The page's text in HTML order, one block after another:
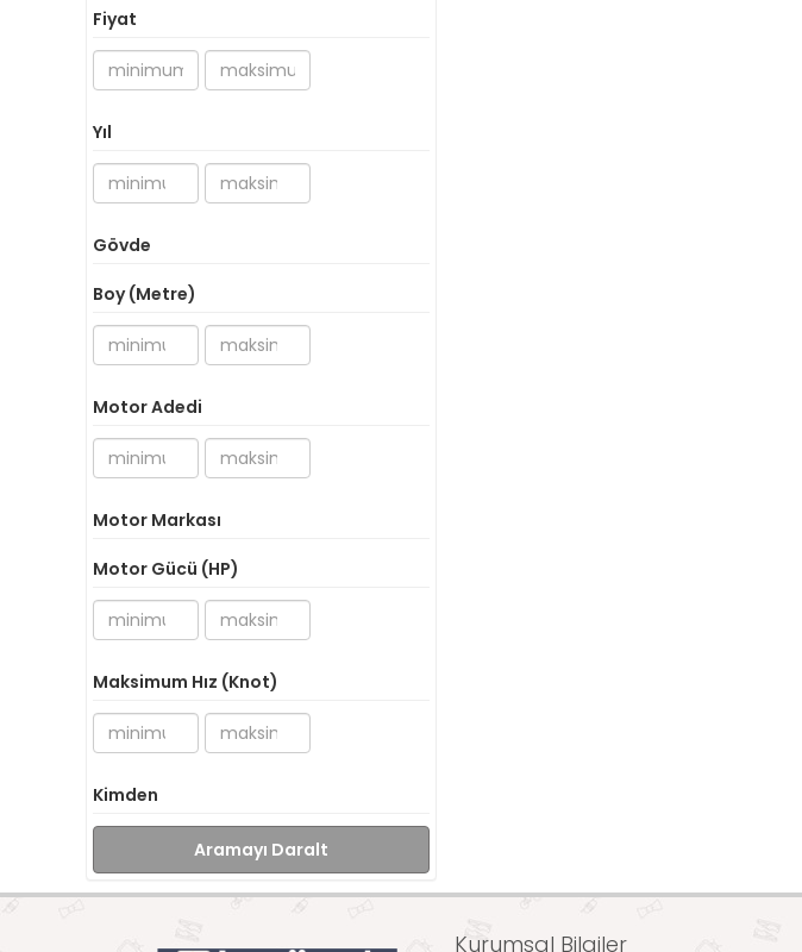
Fiyat
Yıl
Gövde
Boy (Metre)
Motor Adedi
Motor Markası
Motor Gücü (HP)
Maksimum Hız (Knot)
Kimden
Aramayı Daralt
Kurumsal Bilgiler